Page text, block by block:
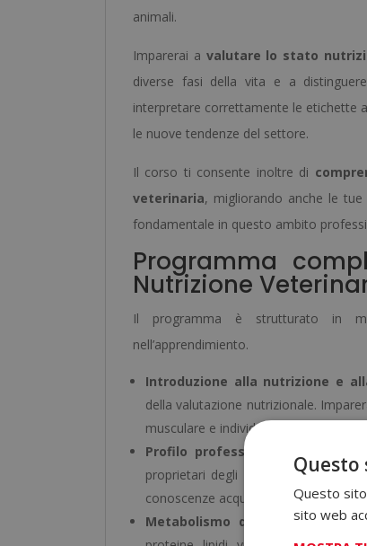
animali.
Imparerai a valutare lo stato
diverse fasi della vita e a
interpretare correttamente le etichette
le nuove tendenze del settore.
Il corso ti consente inoltre di
veterinaria, migliorando anche le
fondamentale in questo ambito
Programma
Nutrizione
Il programma è strutturato in
nell’apprendimiento.
Introduzione alla nutrizione e
della valutazione nutrizionale.
musculare e individuare eventuali
Profilo professionale dello
proprietari degli animali. Questo
conoscenze acquisite.
Metabolismo di base e al
Questo
Questo
sito web